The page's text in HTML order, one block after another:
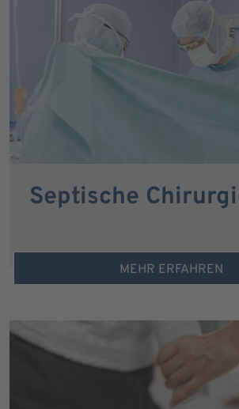
Septische
MEHR ERFAHREN